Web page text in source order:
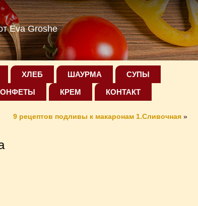
Eva Groshe
ХЛЕБ ШАУРМА СУПЫ
КРЕМ КОНТАКТ
9 рецептов подливы к макаронам 1.Сливочная »